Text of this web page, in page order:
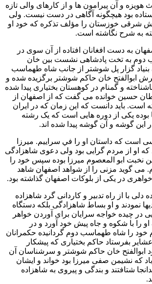
هویزه و آن پیرامون ها و از کارهای والی تازه
بود هیچگونه آگاهی در دست نیست. ولی
شرقی خوزستان را مؤلف تذکره که خود او
به شرح نگاشته است.
که اصفهان به دست افغانان افتاده از آن سوی در
دوم به تخت پادشاهی نشست بین خان
بنیاد گزار پل شوشتر از جانب شاه طهماسب
ابوالفتح خان حاکم شوشتر برگزیده شده و
کسی ناشناخته و گمنام در کوهستان بختیاری پیدا شده
حسین خوانده می گفت که از اصفهان از
است. باید دانست که این زمان که در ایران
یکی از دوره هایی است که یک رشته
این گوشه و آن گوشه پیدا شده اند.
است که داستان او را في سراييم. میرزا
او از مردم گرایی بود ولی دعوی شاهزادگی
ابو المعصوم میرزا بوده سپس خود را
می گوید مزنی را از شواهد اصفهان شاهد
در یکی از بلوکات اصفهان گذاشته بود.
دلی با از راه تدبیر و کاردانی گرد شاهزاده
نمودند و او بساط شاهزادگی بلکه دستگاه
در چیده خواجه سرایان برای آوردن خواهر
را با شکوه و جاه پیش خود آورد و در
خود را شاه طهماسب دوم گردانیده حکمرانان
بفرستاد حاكم بختیاری که پیشکار
ابوالفتح خان حاکم شوشتر و سرشناسان آن
که نشیمن صفی میرزا بود خواند و ایشان
شتافتند و بندگی و پیروی به شاهزاده